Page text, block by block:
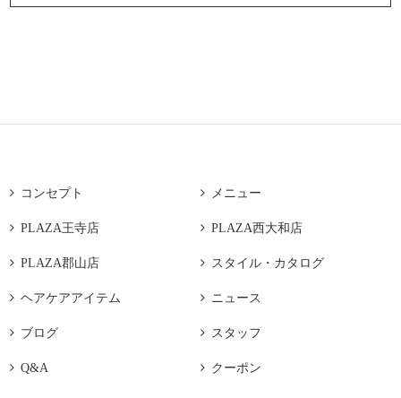
 コンセプト  メニュー
 PLAZA王寺店  PLAZA西大和店
 PLAZA郡山店  スタイル・カタログ
 ヘアケアアイテム  ニュース
 ブログ  スタッフ
 Q&A  クーポン